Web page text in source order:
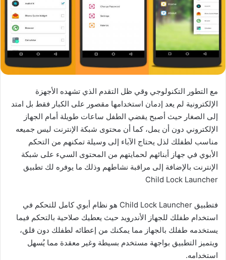
مع التطور التكنولوجي وقي ظل التقدم الذي تشهده الأجهزة
الإلكترونية لم يعد إدمان استخدامها مقصور على الكبار فقط بل امتد
إلى الصغار حيث أصبح يقضي الطفل ساعات طويلة أمام الجهاز
الإلكتروني دون أن يمل، كما أن محتوى شبكة الإنترنت ليس جميعه
مناسب لطفلك لذل يحتاج الآباء إلى وسيلة تمكنهم من التحكم
الأبوي في جهاز أبنائهم لحمايتهم من المحتوى السيء على شبكة
الإنترنت بالإضافة إلى مراقبة نشاطهم وذلك ما يوفره لك تطبيق
Child Lock Launcher
فتطبيق Child Lock Launcher هو نظام أبوي كامل للتحكم في
استخدام طفلك للجهاز الأندرويد حيث يعطيك صلاحية بالتحكم فيما
يستخدمه طفلك بالجهاز مما يمكنك من إعطائه لطفلك دون قلق،
ويتميز التطبيق بواجهة مستخدم بسيطة وغير معقدة مما يُسهل
استخدامه.